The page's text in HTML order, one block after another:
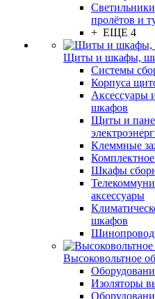
пролётов и
+ ЕЩЕ 4
Щиты и шкафы,
Системы
Корпуса
Аксессуары
шкафов
Щиты и
Клеммные
Шкафы
аксессуары
шкафов
Шинопровод
Высоковольтное
Изоляторы